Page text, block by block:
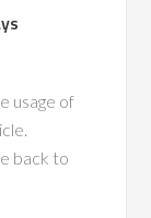
usage of
back to